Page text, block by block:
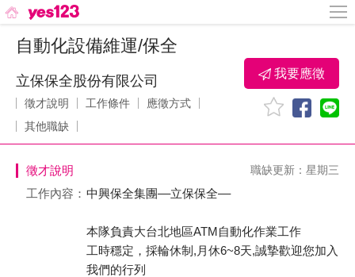
自動化設備維運/保全
立保保全股份有限公司
徵才說明 工作條件
應徵方式
其他職缺
我要應徵
徵才說明 職缺更新：星期三
工作內容： 中興保全集團––立保保全––
本隊負責大台北地區ATM自動化作業工作
工時穩定，採輪休制,月休6~8天,誠摯歡迎您加入
我們的行列